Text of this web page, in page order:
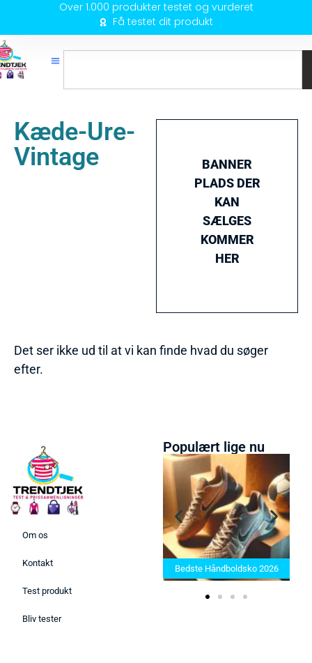
Over 1.000 produkter testet og vurderet
Få testet dit produkt
Kæde-Ure-
Vintage
BANNER
PLADS DER
KAN
SÆLGES
KOMMER
HER
Det ser ikke ud til at vi kan finde hvad du søger
efter.
Om os
Kontakt
Test produkt
Bliv tester
Populært lige nu
Bedste Saunatæppe 2025 –
Find de bedste produkter her!
Bedste Håndboldsko 2026